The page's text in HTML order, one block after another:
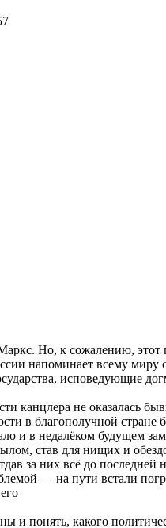
Но, к сожалению,
напоминает всему миру
исповедующие
канцлера не оказалась
в благополучной стране
и в недалёком будущем
став для нищих и
за них всё до последней
— на пути встали
и понять, какого